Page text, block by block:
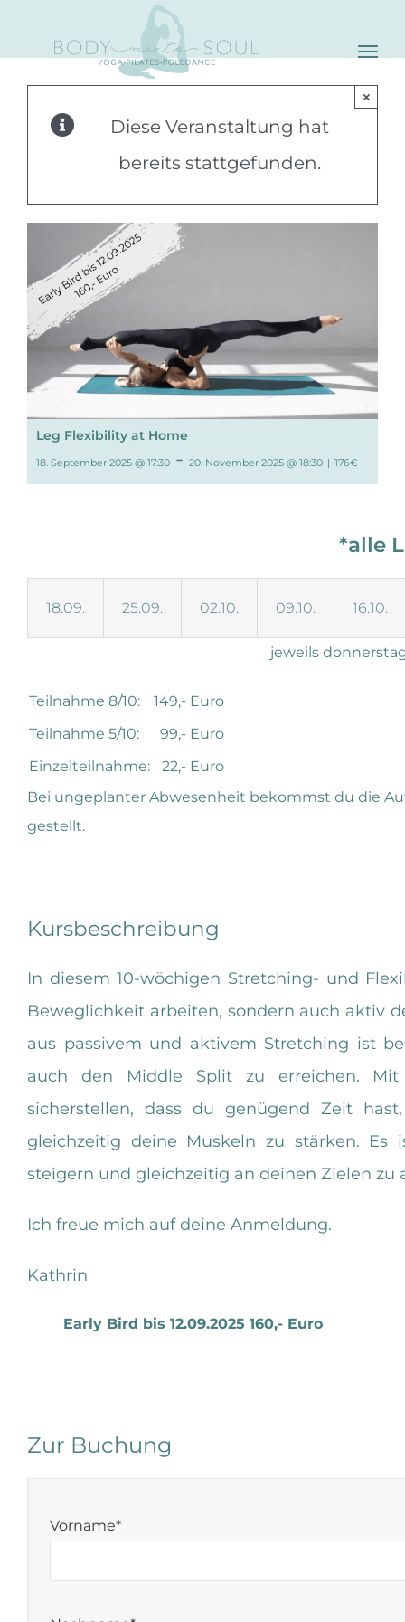
Diese Veranstaltung hat
bereits stattgefunden.
×
Leg Flexibility at Home
18. September 2025 @ 17:30 - 20. November 2025 @ 18:30 | 176€
*alle
18.09. 25.09. 02.10. 09.10. 16.10.
jeweils
Teilnahme 8/10:
149,- Euro
Teilnahme 5/10:
99,- Euro
Einzelteilnahme:
22,- Euro
Bei ungeplanter Abwesenheit bekommst du die
gestellt.
Kursbeschreibung
In diesem 10-wöchigen Stretching- und
Beweglichkeit arbeiten, sondern auch aktiv
aus passivem und aktivem Stretching ist
auch den Middle Split zu erreichen.
sicherstellen, dass du genügend Zeit
gleichzeitig deine Muskeln zu stärken.
steigern und gleichzeitig an deinen Zielen zu
Ich freue mich auf deine Anmeldung.
Kathrin
Early Bird bis 12.09.2025 160,- Euro
Zur Buchung
Vorname*